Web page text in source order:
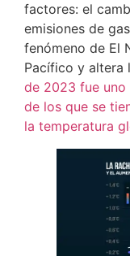
factores: el
emisiones de
fenómeno de El
Pacífico y altera
de 2023 fue uno
de los que se
la temperatura